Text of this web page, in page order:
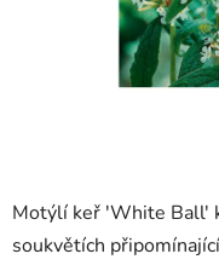
Motýlí keř 'White Ball'
soukvětích